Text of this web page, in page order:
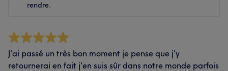
rendre.
J'ai passé un très bon moment je pense que j'y
retournerai en fait j'en suis sûr dans notre monde parfois